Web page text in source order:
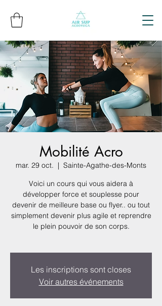
Mobilité Acro
mar. 29 oct.
  |
Sainte-Agathe-des-Monts
Voici un cours qui vous aidera à
développer force et souplesse pour
devenir de meilleure base ou flyer.. ou tout
simplement devenir plus agile et reprendre
le plein pouvoir de son corps.
Les inscriptions sont closes
Voir autres événements